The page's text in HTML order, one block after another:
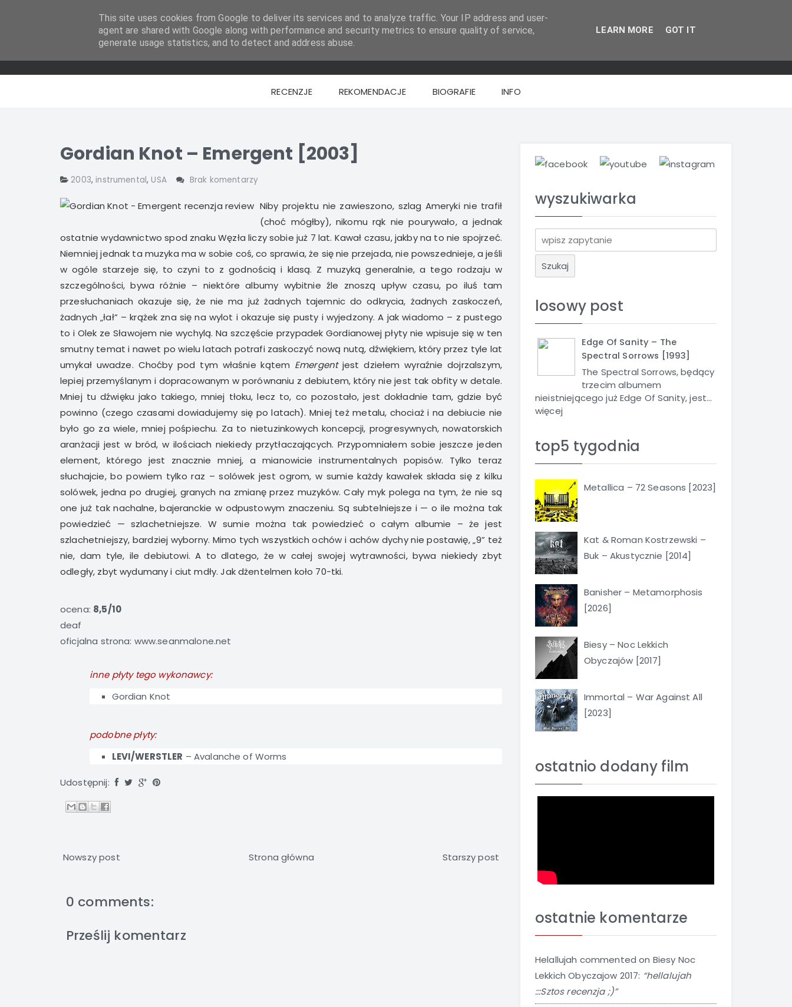
RECENZJE REKOMENDACJE BIOGRAFIE INFO
Gordian Knot – Emergent [2003]
2003, instrumental, USA Brak komentarzy
Niby projektu nie zawieszono, szlag Ameryki nie trafił
(choć mógłby), nikomu rąk nie pourywało, a jednak
ostatnie wydawnictwo spod znaku Węzła liczy sobie już 7 lat. Kawał czasu, jakby na to nie spojrzeć.
Niemniej jednak ta muzyka ma w sobie coś, co sprawia, że się nie przejada, nie powszednieje, a jeśli
w ogóle starzeje się, to czyni to z godnością i klasą. Z muzyką generalnie, a tego rodzaju w
szczególności, bywa różnie – niektóre albumy wybitnie źle znoszą upływ czasu, po iluś tam
przesłuchaniach okazuje się, że nie ma już żadnych tajemnic do odkrycia, żadnych zaskoczeń,
żadnych „łał” – krążek zna się na wylot i okazuje się pusty i wyjedzony. A jak wiadomo – z pustego
to i Olek ze Sławojem nie wychylą. Na szczęście przypadek Gordianowej płyty nie wpisuje się w ten
smutny temat i nawet po wielu latach potrafi zaskoczyć nową nutą, dźwiękiem, który przez tyle lat
umykał uwadze. Choćby pod tym właśnie kątem Emergentjest dziełem wyraźnie dojrzalszym,
lepiej przemyślanym i dopracowanym w porównaniu z debiutem, który nie jest tak obfity w detale.
Mniej tu dźwięku jako takiego, mniej tłoku, lecz to, co pozostało, jest dokładnie tam, gdzie być
powinno (czego czasami dowiadujemy się po latach). Mniej też metalu, chociaż i na debiucie nie
było go za wiele, mniej pośpiechu. Za to nietuzinkowych koncepcji, progresywnych, nowatorskich
aranżacji jest w bród, w ilościach niekiedy przytłaczających. Przypomniałem sobie jeszcze jeden
element, którego jest znacznie mniej, a mianowicie instrumentalnych popisów. Tylko teraz
słuchajcie, bo powiem tylko raz – solówek jest ogrom, w sumie każdy kawałek składa się z kilku
solówek, jedna po drugiej, granych na zmianę przez muzyków. Cały myk polega na tym, że nie są
one już tak nachalne, bajeranckie w odpustowym znaczeniu. Są subtelniejsze i — o ile można tak
powiedzieć — szlachetniejsze. W sumie można tak powiedzieć o całym albumie – że jest
szlachetniejszy, bardziej wyborny. Mimo tych wszystkich ochów i achów dychy nie postawię, „9” też
nie, dam tyle, ile debiutowi. A to dlatego, że w całej swojej wytrawności, bywa niekiedy zbyt
odległy, zbyt wydumany i ciut mdły. Jak dżentelmen koło 70-tki.
ocena: 8,5/10
deaf
oficjalna strona: www.seanmalone.net
inne płyty tego wykonawcy:
Gordian Knot
podobne płyty:
LEVI/WERSTLER – Avalanche of Worms
Udostępnij:
Nowszy post Starszy post
Strona główna
0 comments:
Prześlij komentarz
wyszukiwarka
z
u
a
losowy post
Edge Of Sanity – The
Spectral Sorrows [1993]
The Spectral Sorrows, będący
trzecim albumem
nieistniejącego już Edge Of Sanity, jest...
więcej
top5 tygodnia
Metallica – 72 Seasons [2023]
Kat & Roman Kostrzewski –
Buk – Akustycznie [2014]
Banisher – Metamorphosis
[2026]
Biesy – Noc Lekkich
Obyczajów [2017]
Immortal – War Against All
[2023]
ostatnio dodany film
ostatnie komentarze
Helallujah commented on Biesy Noc
Lekkich Obyczajow 2017: “hellalujah
:::Sztos recenzja ;)”
This site uses cookies from Google to deliver its services and to analyze traffic. Your IP address and user-
agent are shared with Google along with performance and security metrics to ensure quality of service,
generate usage statistics, and to detect and address abuse.
LEARN MORE GOT IT